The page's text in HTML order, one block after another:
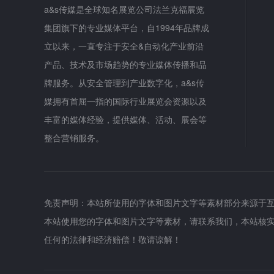
a&s传媒是全球知名展览公司法兰克福展览
集团旗下的专业媒体平台，自1994年品牌成
立以来，一直专注于安全&自动化产业前沿
产品、技术及市场趋势的专业媒体传播和品
牌服务。从安全管理到产业数字化，a&s传
媒拥有首屈一指的国际行业展览会资源以及
丰富的媒体经验，提供媒体、活动、展会等
整合营销服务。
免责声明：本站所使用的字体和图片文字等素材部分来源
本站使用您的字体和图片文字等素材，请联系我们，本站
任何的法律和经济赔偿！敬请谅解！